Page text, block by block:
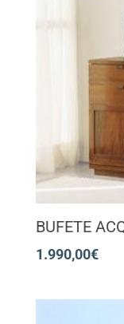
BUFETE
1.990,00€